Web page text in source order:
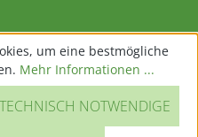
um eine bestmögliche
Mehr Informationen ...
NOTWENDIGE